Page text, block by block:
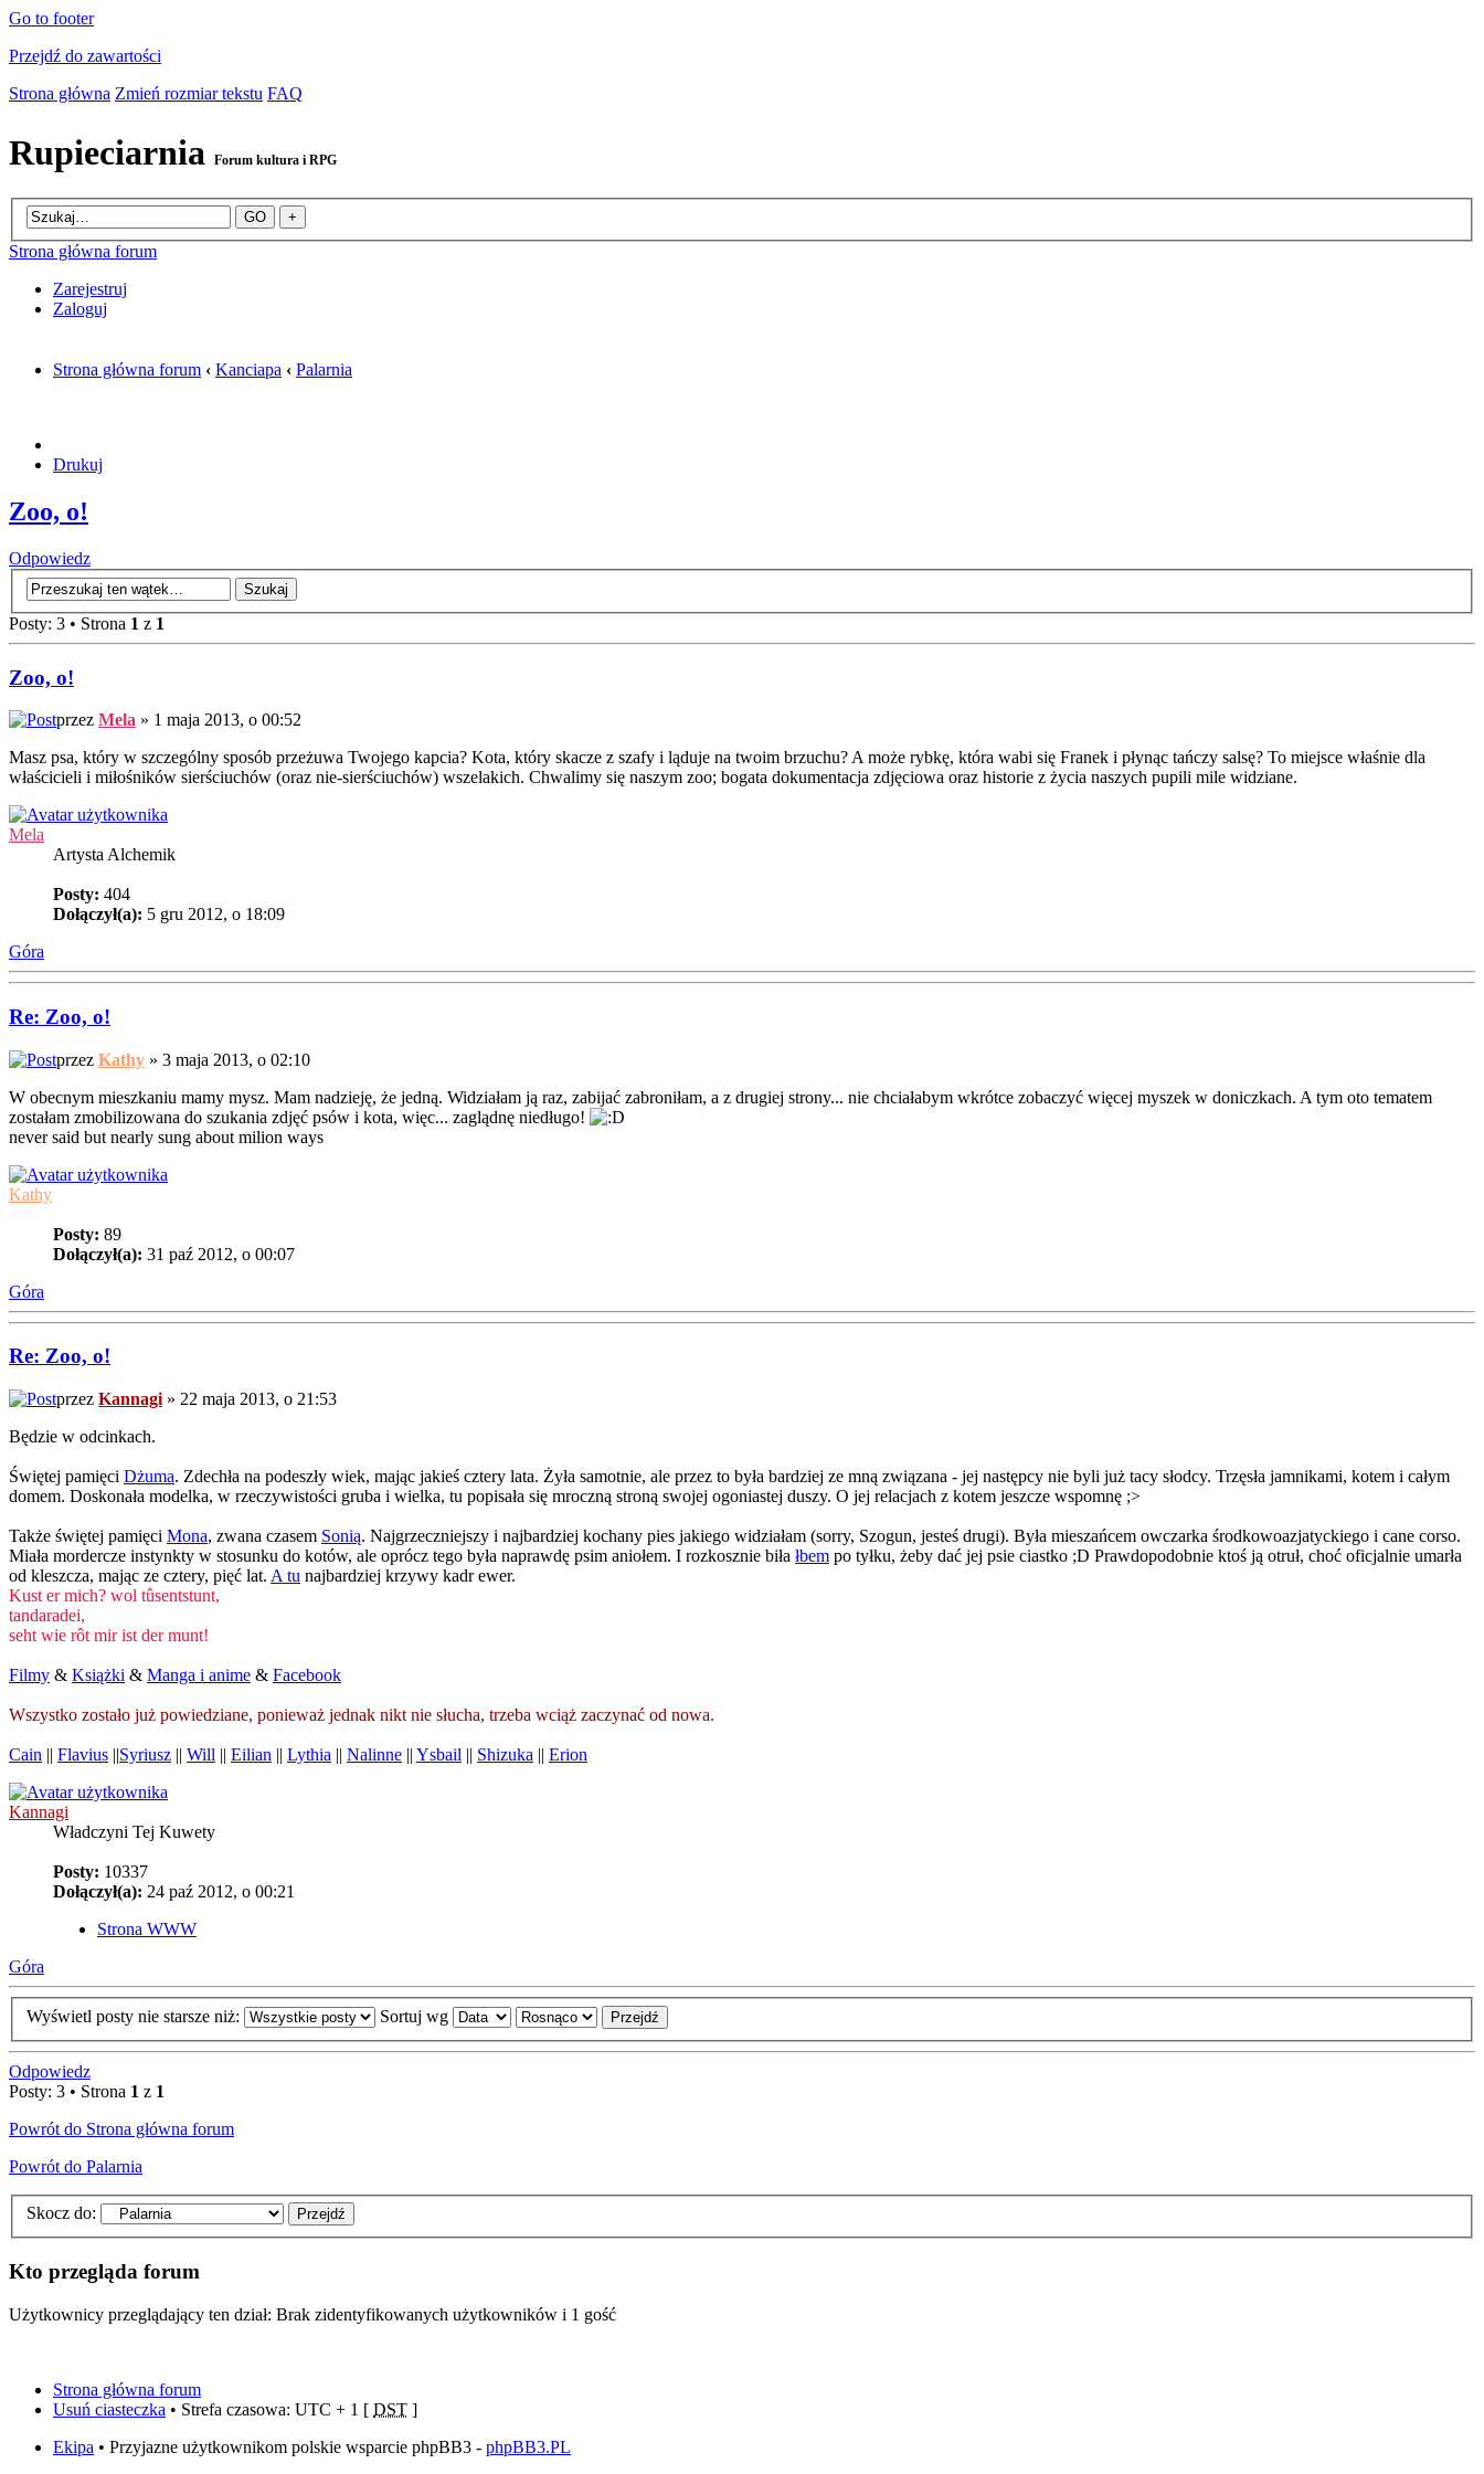
Go to footer
Przejdź do zawartości
Strona główna Zmień rozmiar tekstu FAQ
Rupieciarnia Forum kultura i RPG
Strona główna forum
Zarejestruj
Zaloguj
Strona główna forum ‹ Kanciapa ‹ Palarnia
Drukuj
Zoo, o!
Odpowiedz
Posty: 3 • Strona 1 z 1
Zoo, o!
przez Mela » 1 maja 2013, o 00:52
Masz psa, który w szczególny sposób przeżuwa Twojego kapcia? Kota, który skacze z szafy i ląduje na twoim brzuchu? A może rybkę, która wabi się Franek i płynąc tańczy salsę? To miejsce właśnie dla
właścicieli i miłośników sierściuchów (oraz nie-sierściuchów) wszelakich. Chwalimy się naszym zoo; bogata dokumentacja zdjęciowa oraz historie z życia naszych pupili mile widziane.
Mela
Artysta Alchemik
Posty: 404
Dołączył(a): 5 gru 2012, o 18:09
Góra
Re: Zoo, o!
przez Kathy » 3 maja 2013, o 02:10
W obecnym mieszkaniu mamy mysz. Mam nadzieję, że jedną. Widziałam ją raz, zabijać zabroniłam, a z drugiej strony... nie chciałabym wkrótce zobaczyć więcej myszek w doniczkach. A tym oto tematem
zostałam zmobilizowana do szukania zdjęć psów i kota, więc... zaglądnę niedługo!
never said but nearly sung about milion ways
Kathy
Posty: 89
Dołączył(a): 31 paź 2012, o 00:07
Góra
Re: Zoo, o!
przez Kannagi » 22 maja 2013, o 21:53
Będzie w odcinkach.
Świętej pamięci Dżuma. Zdechła na podeszły wiek, mając jakieś cztery lata. Żyła samotnie, ale przez to była bardziej ze mną związana - jej następcy nie byli już tacy słodcy. Trzęsła jamnikami, kotem i całym
domem. Doskonała modelka, w rzeczywistości gruba i wielka, tu popisała się mroczną stroną swojej ogoniastej duszy. O jej relacjach z kotem jeszcze wspomnę ;>
Także świętej pamięci Mona, zwana czasem Sonią. Najgrzeczniejszy i najbardziej kochany pies jakiego widziałam (sorry, Szogun, jesteś drugi). Była mieszańcem owczarka środkowoazjatyckiego i cane corso.
Miała mordercze instynkty w stosunku do kotów, ale oprócz tego była naprawdę psim aniołem. I rozkosznie biła łbem po tyłku, żeby dać jej psie ciastko ;D Prawdopodobnie ktoś ją otruł, choć oficjalnie umarła
od kleszcza, mając ze cztery, pięć lat. A tu najbardziej krzywy kadr ewer.
Kust er mich? wol tûsentstunt,
tandaradei,
seht wie rôt mir ist der munt!
Filmy & Książki & Manga i anime & Facebook
Wszystko zostało już powiedziane, ponieważ jednak nikt nie słucha, trzeba wciąż zaczynać od nowa.
Cain || Flavius ||Syriusz || Will || Eilian || Lythia || Nalinne || Ysbail || Shizuka || Erion
Kannagi
Władczyni Tej Kuwety
Posty: 10337
Dołączył(a): 24 paź 2012, o 00:21
Strona WWW
Góra
Wyświetl posty nie starsze niż: Sortuj wg
Odpowiedz
Posty: 3 • Strona 1 z 1
Powrót do Strona główna forum
Powrót do Palarnia
Skocz do:
Kto przegląda forum
Użytkownicy przeglądający ten dział: Brak zidentyfikowanych użytkowników i 1 gość
Strona główna forum
Usuń ciasteczka • Strefa czasowa: UTC + 1 [ DST ]
Ekipa • Przyjazne użytkownikom polskie wsparcie phpBB3 - phpBB3.PL